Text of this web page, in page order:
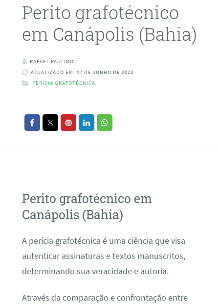
Perito grafotécnico
em Canápolis (Bahia)
RAFAEL PAULINO
ATUALIZADO EM: 17 DE JUNHO DE 2023
PERÍCIA GRAFOTÉCNICA
Perito grafotécnico em
Canápolis (Bahia)
A perícia grafotécnica é uma ciência que visa
autenticar assinaturas e textos manuscritos,
determinando sua veracidade e autoria.
Através da comparação e confrontação entre